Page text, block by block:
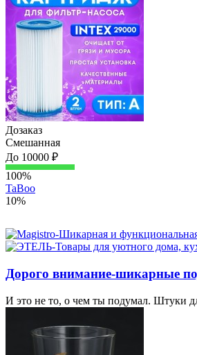
Дозаказ
Смешанная
До 10000 ₽
100%
TaBoo
10%
Дорого внимание-шикарные
И это не то, о чем ты подумал. Штуки